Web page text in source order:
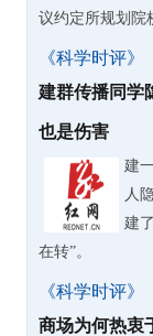
议约定所规划院
《科学时评》
建群传播同学
也是伤害
建
人
建
在转”。
《科学时评》
商场为何热衷